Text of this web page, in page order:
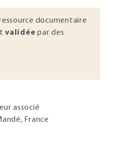
documentaire
validée par des
associé
France